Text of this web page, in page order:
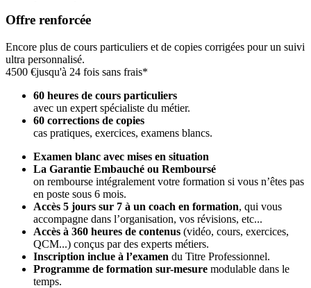
Offre renforcée
Encore plus de cours particuliers et de copies corrigées pour un suivi
ultra personnalisé.
4500 €jusqu'à 24 fois sans frais*
60 heures de cours particuliers
avec un expert spécialiste du métier.
60 corrections de copies
cas pratiques, exercices, examens blancs.
Examen blanc avec mises en situation
La Garantie Embauché ou Remboursé
on rembourse intégralement votre formation si vous n’êtes pas
en poste sous 6 mois.
Accès 5 jours sur 7 à un coach en formation, qui vous
accompagne dans l’organisation, vos révisions, etc...
Accès à 360 heures de contenus (vidéo, cours, exercices,
QCM...) conçus par des experts métiers.
Inscription inclue à l’examen du Titre Professionnel.
Programme de formation sur-mesure modulable dans le
temps.